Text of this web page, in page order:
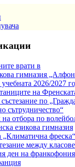
врати в
гимназия
2026/2027
на
по
сътрудничество“
отбора по
езикова гимназия
„Климатична фреска“
между
ден на